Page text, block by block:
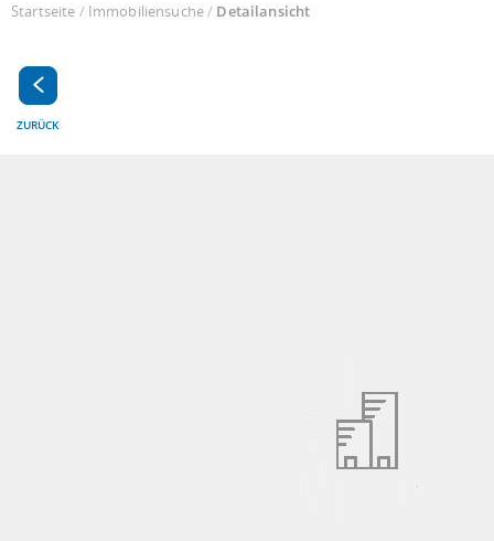
Startseite / Immobiliensuche/ Detailansicht
ZURÜCK